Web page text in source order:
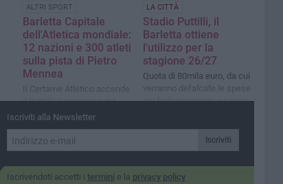
ALTRI SPORT
Barletta Capitale
dell'Atletica mondiale:
12 nazioni e 300 atleti
sulla pista di Pietro
Mennea
Il Certame Atletico accende
il Puttilli: il campione del
mondo del triplo guida un
sogno
LA CITTÀ
Stadio Puttilli, il
Barletta ottiene
l'utilizzo per la
stagione 26/27
Quota di 80mila euro, da cui
verranno defalcate le spese
per l'adeguamento a carico
Iscriviti alla Newsletter
Iscriviti
Iscrivendoti accetti i termini e la privacy policy